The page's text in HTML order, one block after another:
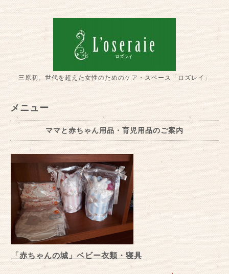
三原初。世代を超えた女性のためのケア・スペース「ロズレイ」
メニュー
ママと赤ちゃん用品・育児用品のご案内
「赤ちゃんの城」ベビー衣類・寝具